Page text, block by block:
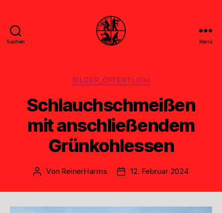
Suchen Menü
Kategorien
BILDER_ÖFFENTLICH
Schlauchschmeißen
mit anschließendem
Grünkohlessen
Beitragsautor
Von ReinerHarms Veröffentlichungsdatum
12. Februar 2024